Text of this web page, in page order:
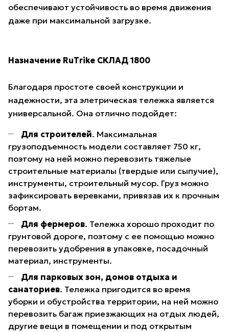
обеспечивают устойчивость во время движения
даже при максимальной загрузке.
Назначение RuTrike СКЛАД 1800
Благодаря простоте своей конструкции и
надежности, эта элетрическая тележка является
универсальной. Она отлично подойдет:
Для строителей. Максимальная
грузоподъемность модели составляет 750 кг,
поэтому на ней можно перевозить тяжелые
строительные материалы (твердые или сыпучие),
инструменты, строительный мусор. Груз можно
зафиксировать веревками, привязав их к прочным
бортам.
Для фермеров. Тележка хорошо проходит по
грунтовой дороге, поэтому с ее помощью можно
перевозить удобрения в упаковке, посадочный
материал, инструменты.
Для парковых зон, домов отдыха и
санаториев. Тележка пригодится во время
уборки и обустройства территории, на ней можно
перевозить багаж приезжающих на отдых людей,
другие вещи в помещении и под открытым